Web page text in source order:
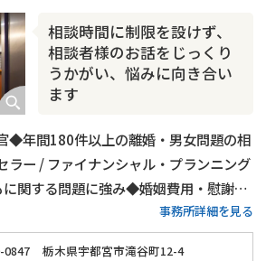
相談時間に制限を設けず、
相談者様のお話をじっくり
うかがい、悩みに向き合い
ます
◆年間180件以上の離婚・男女問題の相
ー / ファイナンシャル・プランニング
関する問題に強み◆婚姻費用・慰謝料
◆はじめの30分間相談無料◆関東バス
徒歩2分
事務所詳細を見る
-0847 栃木県宇都宮市滝谷町12-4